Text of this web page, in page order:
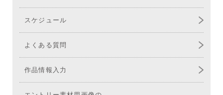
スケジュール
よくある質問
作品情報入力